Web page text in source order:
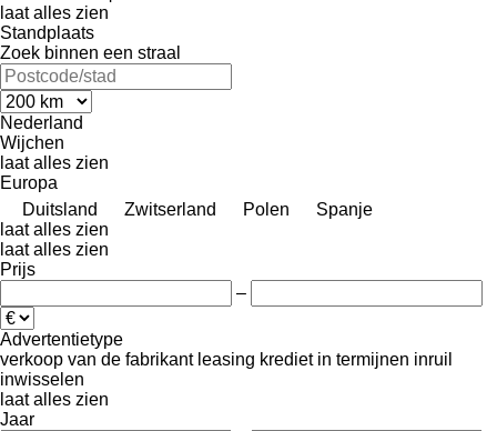
laat alles zien
Standplaats
Zoek binnen een straal
Nederland
Wijchen
laat alles zien
Europa
Duitsland
Zwitserland Polen
Spanje
laat alles zien
laat alles zien
Prijs
–
Advertentietype
verkoop van de fabrikant leasing krediet in termijnen inruil
inwisselen
laat alles zien
Jaar